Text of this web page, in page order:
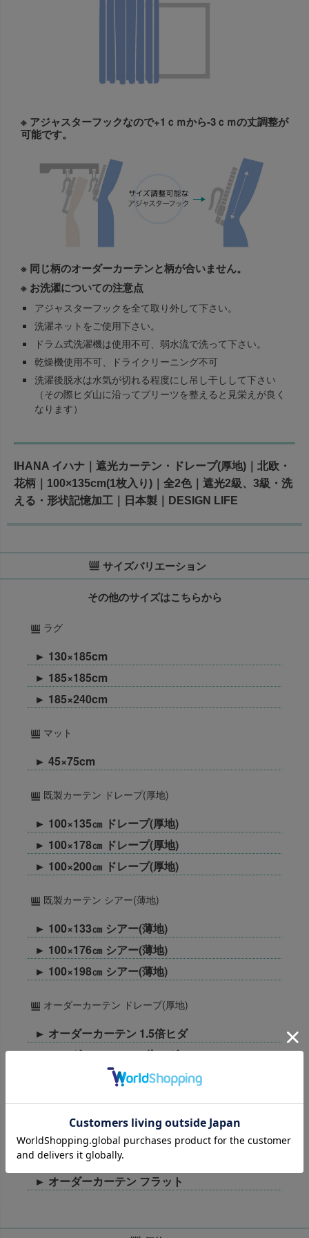
※ アジャスターフックなので+1ｃｍから-3ｃｍの丈調整が
可能です。
※ 同じ柄のオーダーカーテンと柄が合いません。
※ お洗濯についての注意点
アジャスターフックを全て取り外して下さい。
洗濯ネットをご使用下さい。
ドラム式洗濯機は使用不可、弱水流で洗って下さい。
乾燥機使用不可、ドライクリーニング不可
洗濯後脱水は水気が切れる程度にし吊し干しして下さい
（その際ヒダ山に沿ってプリーツを整えると見栄えが良く
なります）
IHANA イハナ｜遮光カーテン・ドレープ(厚地)｜北欧・
花柄｜100×135cm(1枚入り)｜全2色｜遮光2級、3級・洗
える・形状記憶加工｜日本製｜DESIGN LIFE
サイズバリエーション
その他のサイズはこちらから
ラグ
► 130×185cm
► 185×185cm
► 185×240cm
マット
► 45×75cm
既製カーテン ドレープ(厚地)
► 100×135㎝ ドレープ(厚地)
► 100×178㎝ ドレープ(厚地)
► 100×200㎝ ドレープ(厚地)
既製カーテン シアー(薄地)
► 100×133㎝ シアー(薄地)
► 100×176㎝ シアー(薄地)
► 100×198㎝ シアー(薄地)
オーダーカーテン ドレープ(厚地)
► オーダーカーテン 1.5倍ヒダ
► オーダーカーテン 2倍ヒダ
► オーダーカーテン フラット
► オーダーカーテン 1.5倍ヒダ
► オーダーカーテン 2倍ヒダ
► オーダーカーテン フラット